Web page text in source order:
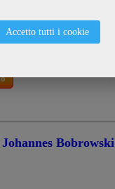
Accetto tutti i cookie
Bobrowski